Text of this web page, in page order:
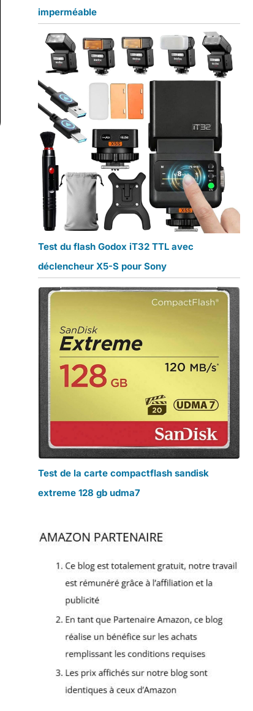
imperméable
Test du flash Godox iT32 TTL avec
déclencheur X5-S pour Sony
Test de la carte compactflash sandisk
extreme 128 gb udma7